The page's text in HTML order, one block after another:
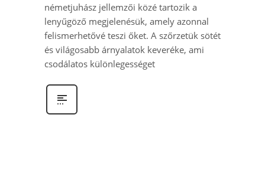
németjuhász jellemzői közé tartozik a
lenyűgöző megjelenésük, amely azonnal
felismerhetővé teszi őket. A szőrzetük sötét
és világosabb árnyalatok keveréke, ami
csodálatos különlegességet